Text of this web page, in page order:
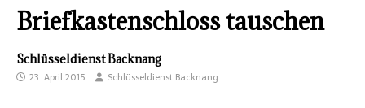
Briefkastenschloss tauschen
Schlüsseldienst Backnang
23. April 2015 Schlüsseldienst Backnang